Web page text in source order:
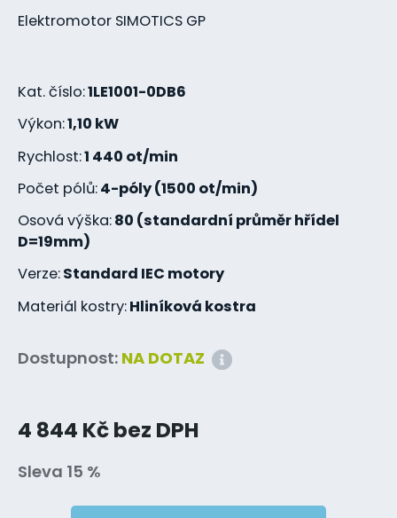
Elektromotor SIMOTICS GP
Kat. číslo:1LE1001-0DB6
Výkon:1,10 kW
Rychlost:1 440 ot/min
Počet pólů:4-póly (1500 ot/min)
Osová výška:80 (standardní průměr hřídel
D=19mm)
Verze:Standard IEC motory
Materiál kostry:Hliníková kostra
Dostupnost: NA DOTAZ
4 844 Kč bez DPH
Sleva 15 %